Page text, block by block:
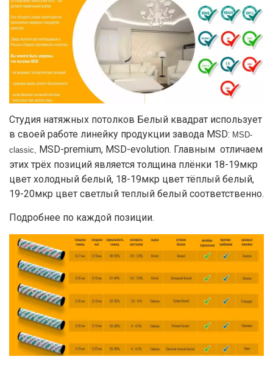
Студия натяжных потолков Белый квадрат использует
в своей работе линейку продукции завода MSD: MSD-
classic,
MSD-premium, MSD-evolution. Главным отличаем
этих трёх позиций является толщина плёнки 18-19мкр
цвет холодный белый, 18-19мкр цвет тёплый белый,
19-20мкр цвет светлый теплый белый соответственно.
Подробнее по каждой позиции.